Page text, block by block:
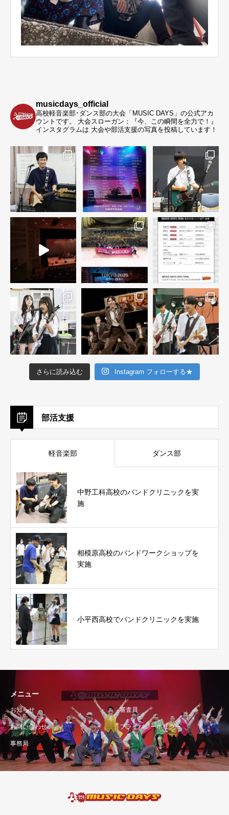
musicdays_official
高校軽音楽部･ダンス部の大会「MUSIC DAYS」の公式アカ
ウントです。
大会スローガン：『今、この瞬間を全力で！』
インスタグラムは 大会や部活支援の写真を投稿しています！
さらに読み込む Instagram フォローする★
部活支援
軽音楽部 ダンス部
中野工科高校のバンドクリニックを実
施
相模原高校のバンドワークショップを
実施
小平西高校でバンドクリニックを実施
メニュー
お知らせ 審査員
お問い合わせ プライバシーポリシー
事務局